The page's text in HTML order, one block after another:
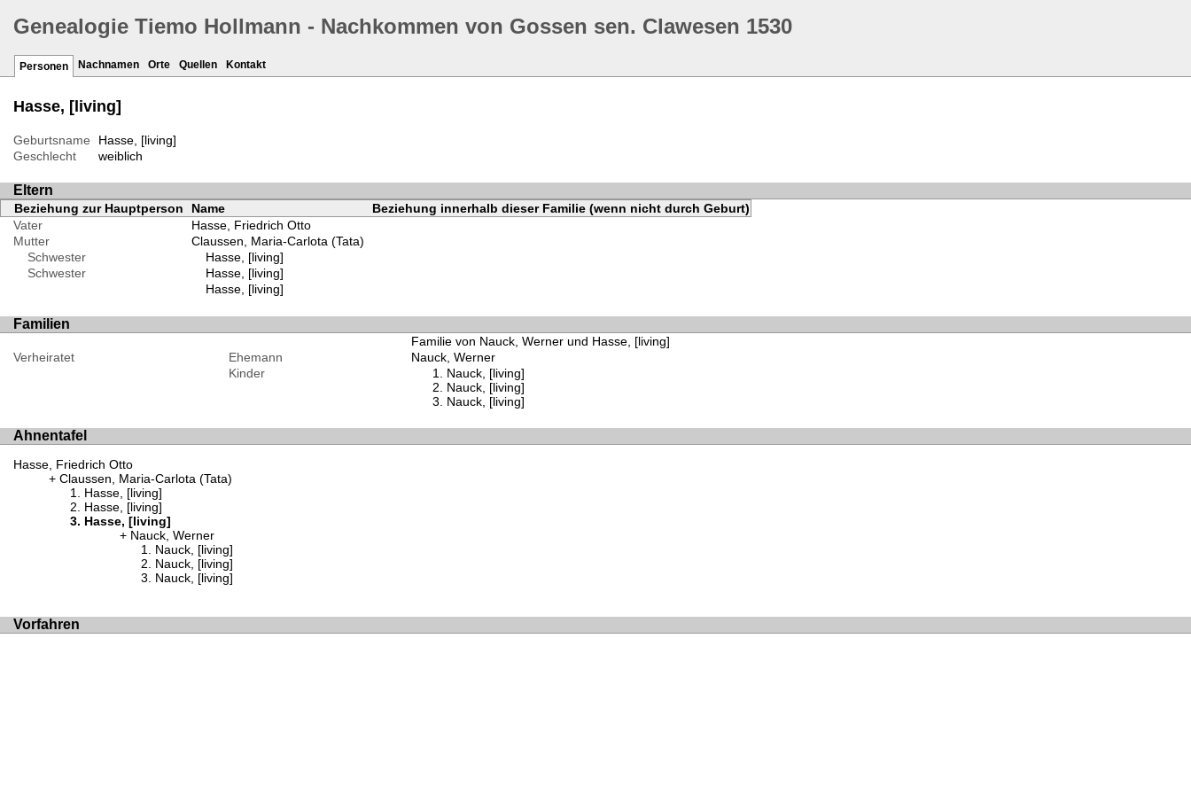
Genealogie Tiemo Hollmann - Nachkommen von Gossen sen. Clawesen 1530
Personen Nachnamen Orte Quellen Kontakt
Hasse, [living]
Geburtsname
Hasse, [living]
Geschlecht
weiblich
Eltern
Beziehung zur Hauptperson Name
Beziehung innerhalb dieser Familie (wenn nicht durch Geburt)
Vater
Hasse, Friedrich Otto
Mutter
Claussen, Maria-Carlota (Tata)
Schwester
Hasse, [living]
Schwester
Hasse, [living]
Hasse, [living]
Familien
Familie von Nauck, Werner und Hasse, [living]
Verheiratet
Ehemann
Nauck, Werner
Kinder
Nauck, [living]
Nauck, [living]
Nauck, [living]
Ahnentafel
Hasse, Friedrich Otto
Claussen, Maria-Carlota (Tata)
Hasse, [living]
Hasse, [living]
Hasse, [living]
Nauck, Werner
Nauck, [living]
Nauck, [living]
Nauck, [living]
Vorfahren